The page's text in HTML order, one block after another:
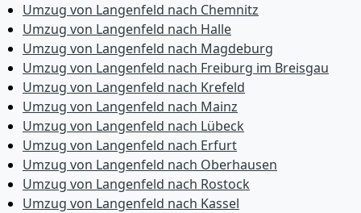
Umzug von Langenfeld nach Chemnitz
Umzug von Langenfeld nach Halle
Umzug von Langenfeld nach Magdeburg
Umzug von Langenfeld nach Freiburg im Breisgau
Umzug von Langenfeld nach Krefeld
Umzug von Langenfeld nach Mainz
Umzug von Langenfeld nach Lübeck
Umzug von Langenfeld nach Erfurt
Umzug von Langenfeld nach Oberhausen
Umzug von Langenfeld nach Rostock
Umzug von Langenfeld nach Kassel